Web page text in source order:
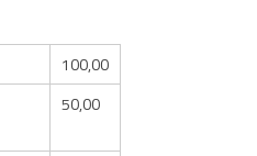
100,00
50,00